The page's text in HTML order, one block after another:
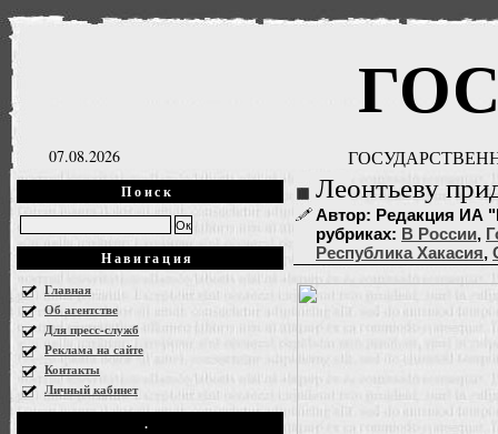
07.08.2026
Поиск
Навигация
Главная
Об агентстве
Для пресс-служб
Реклама на сайте
Контакты
Личный кабинет
.
Леонтьеву
Автор: Редакция ИА
рубриках: В России,
Республика Хакасия,